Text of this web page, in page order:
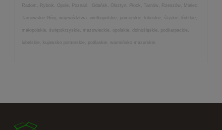
Radom, Rybnik, Opole, Poznań, Gdańsk, Olsztyn, Płock, Tarnów, Rzeszów, Mielec,
Tarnowskie Góry, województwa: wielkopolskie, pomorskie, lubuskie, śląskie, łódzkie,
małopolskie, świętokrzyskie, mazowieckie, opolskie, dolnośląskie, podkarpackie,
lubelskie, kujawsko pomorskie, podlaskie, warmińsko mazurskie.